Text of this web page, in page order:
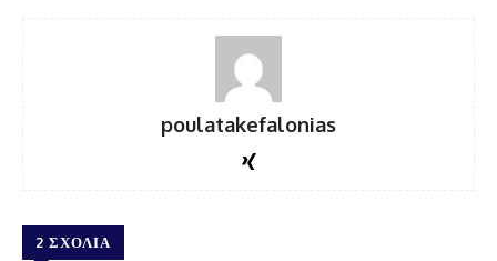
poulatakefalonias
2 ΣΧΟΛΙΑ